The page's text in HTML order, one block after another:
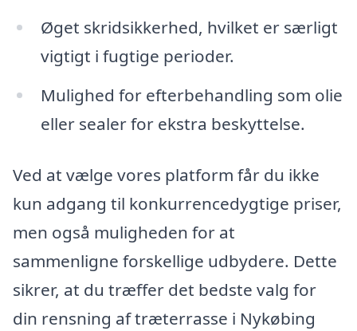
Øget skridsikkerhed, hvilket er særligt
vigtigt i fugtige perioder.
Mulighed for efterbehandling som olie
eller sealer for ekstra beskyttelse.
Ved at vælge vores platform får du ikke
kun adgang til konkurrencedygtige priser,
men også muligheden for at
sammenligne forskellige udbydere. Dette
sikrer, at du træffer det bedste valg for
din rensning af træterrasse i Nykøbing